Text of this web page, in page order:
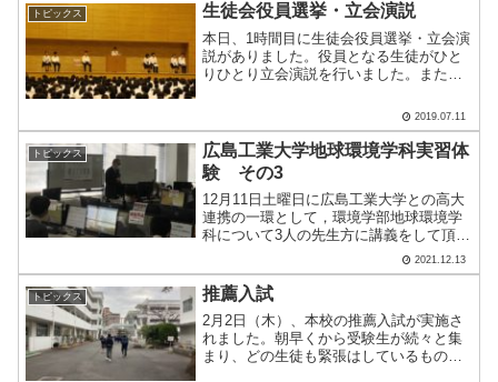
トピックス 生徒会役員選挙・立会演説
本日、1時間目に生徒会役員選挙・立会演
説がありました。役員となる生徒がひと
りひとり立会演説を行いました。また、
投票にて生徒会長を決定することになり
ました。開票は明日になります。みんな
で工大高校をよりよい.....
2019.07.11
トピックス
広島工業大学地球環境学科実習体
験 その3
12月11日土曜日に広島工業大学との高大
連携の一環として，環境学部地球環境学
科について3人の先生方に講義をして頂き
ました。今回は，最後の講義の様子をお
届けします。テーマ③ 防災・減災の役割
を担う緑に関する調査実習(岡先生)最後
に，環境共生分.....
2021.12.13
トピックス 推薦入試
2月2日（木）、本校の推薦入試が実施さ
れました。朝早くから受験生が続々と集
まり、どの生徒も緊張はしているものの